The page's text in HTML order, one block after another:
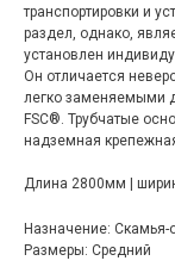
транспортировки и
раздел, однако,
установлен
Он отличается
легко заменяемыми
FSC®. Трубчатые
надземная
Длина 2800мм |
Назначение: Скамья-
Размеры: Средний